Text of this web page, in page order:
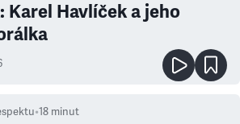
Karel Havlíček a jeho
•18 minut